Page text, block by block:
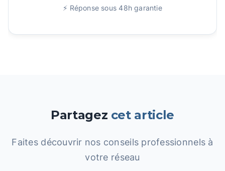
⚡ Réponse sous 48h garantie
Partagez cet article
Faites découvrir nos conseils professionnels à
votre réseau